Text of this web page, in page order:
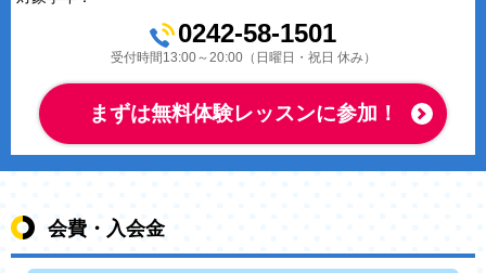
0242-58-1501
受付時間13:00～20:00（日曜日・祝日 休み）
まずは無料体験レッスンに参加！
会費・入会金